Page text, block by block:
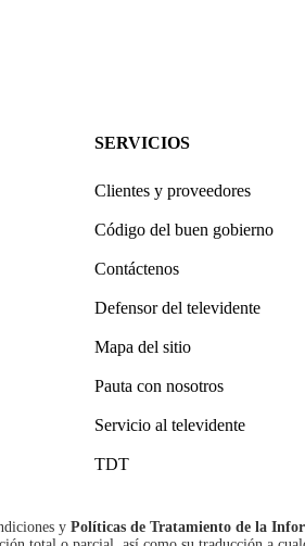
SERVICIOS
Clientes y proveedores
Código del buen gobierno
Contáctenos
Defensor del televidente
Mapa del sitio
Pauta con nosotros
Servicio al televidente
TDT
y Políticas de Tratamiento de la